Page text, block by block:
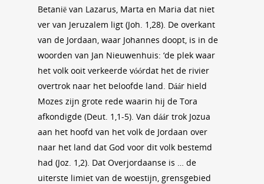
Betanië van Lazarus, Marta en Maria dat niet
ver van Jeruzalem ligt (Joh. 1,28). De overkant
van de Jordaan, waar Johannes doopt, is in de
woorden van Jan Nieuwenhuis: ‘de plek waar
het volk ooit verkeerde vóórdat het de rivier
overtrok naar het beloofde land. Dáár hield
Mozes zijn grote rede waarin hij de Tora
afkondigde (Deut. 1,1-5). Van dáár trok Jozua
aan het hoofd van het volk de Jordaan over
naar het land dat God voor dit volk bestemd
had (Joz. 1,2). Dat Overjordaanse is … de
uiterste limiet van de woestijn, grensgebied